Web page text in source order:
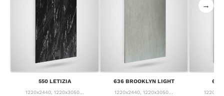
550 LETIZIA
1220x2440, 1220x3050...
636 BROOKLYN LIGHT
1220x2440, 1220x3050...
637
→